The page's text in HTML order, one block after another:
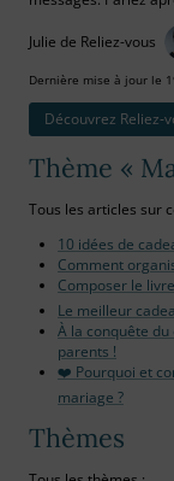
Julie de Reliez-vous
Dernière mise à jour le
Découvrez
Thème «
Tous les articles sur
10 idées de
Comment
Composer le
Le meilleur
À la conquête
parents !
❤️ Pourquoi et
mariage ?
Thèmes